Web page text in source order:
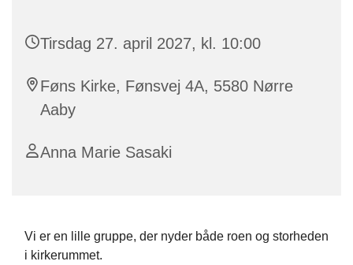
Tirsdag 27. april 2027, kl. 10:00
Føns Kirke, Fønsvej 4A, 5580 Nørre
Aaby
Anna Marie Sasaki
Vi er en lille gruppe, der nyder både roen og storheden
i kirkerummet.